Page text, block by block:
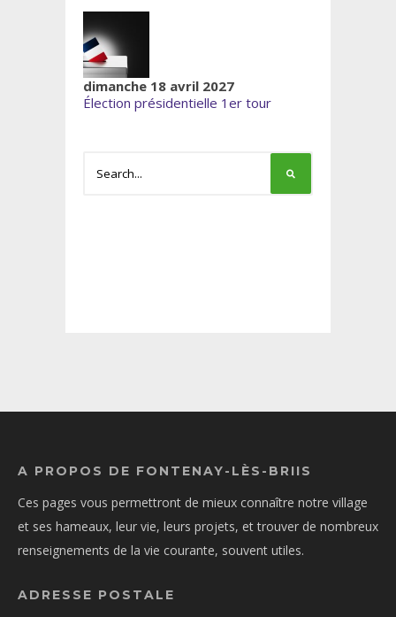
dimanche 18 avril 2027
Élection présidentielle 1er tour
A PROPOS DE FONTENAY-LÈS-BRIIS
Ces pages vous permettront de mieux connaître notre village
et ses hameaux, leur vie, leurs projets, et trouver de nombreux
renseignements de la vie courante, souvent utiles.
ADRESSE POSTALE